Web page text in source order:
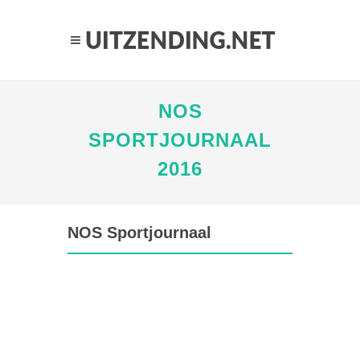
NOS
SPORTJOURNAAL
2016
NOS Sportjournaal